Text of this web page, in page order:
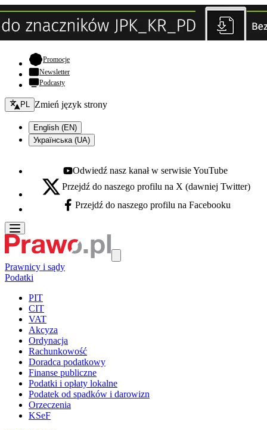
Promocje- otwiera się w nowej karcie
Newsletter
Podcasty
Zmień język - bieżący:
PL Zmień język strony
English (EN)
Українська (UA)
Youtube - otwiera się w nowej karcie
Odwiedź nasz kanał w serwisie YouTube
X - otwiera się w nowej karcie
Przejdź do naszego profilu na X (dawniej Twitter)
Facebook - otwiera się w nowej karcie
Przejdź do naszego profilu na Facebooku
Prawnicy i sądy
Podatki
PIT
CIT
VAT
Akcyza
Ordynacja
Rachunkowość
Doradca podatkowy
Finanse publiczne
Podatki i opłaty lokalne
Podatek od spadków i darowizn
Orzeczenia
KSeF